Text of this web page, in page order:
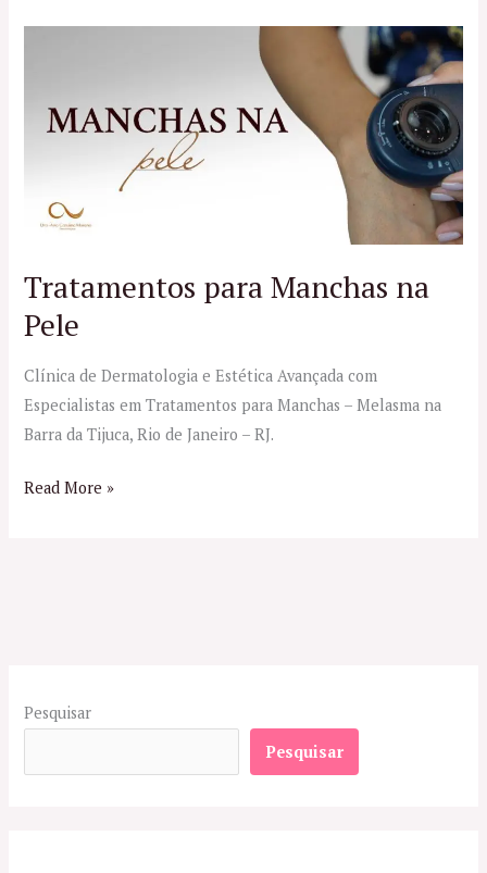
Tratamentos para Manchas na
Pele
Clínica de Dermatologia e Estética Avançada com
Especialistas em Tratamentos para Manchas – Melasma na
Barra da Tijuca, Rio de Janeiro – RJ.
Read More »
Pesquisar
Pesquisar